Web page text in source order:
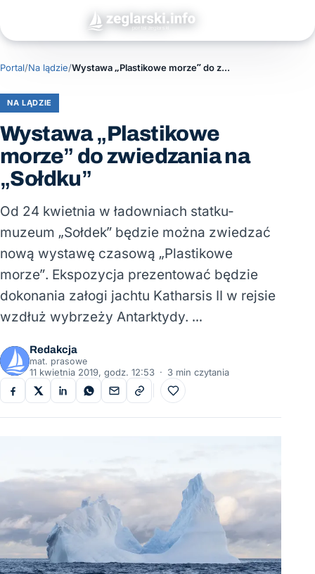
Portal/Na lądzie/ Wystawa „Plastikowe morze” do zwiedzania na „Sołdku”
NA LĄDZIE
Wystawa „Plastikowe
morze” do zwiedzania na
„Sołdku”
Od 24 kwietnia w ładowniach statku-
muzeum „Sołdek” będzie można zwiedzać
nową wystawę czasową „Plastikowe
morze”. Ekspozycja prezentować będzie
dokonania załogi jachtu Katharsis II w rejsie
wzdłuż wybrzeży Antarktydy. …
Redakcja
mat. prasowe
11 kwietnia 2019, godz. 12:53 · 3 min czytania
Do ulubionych